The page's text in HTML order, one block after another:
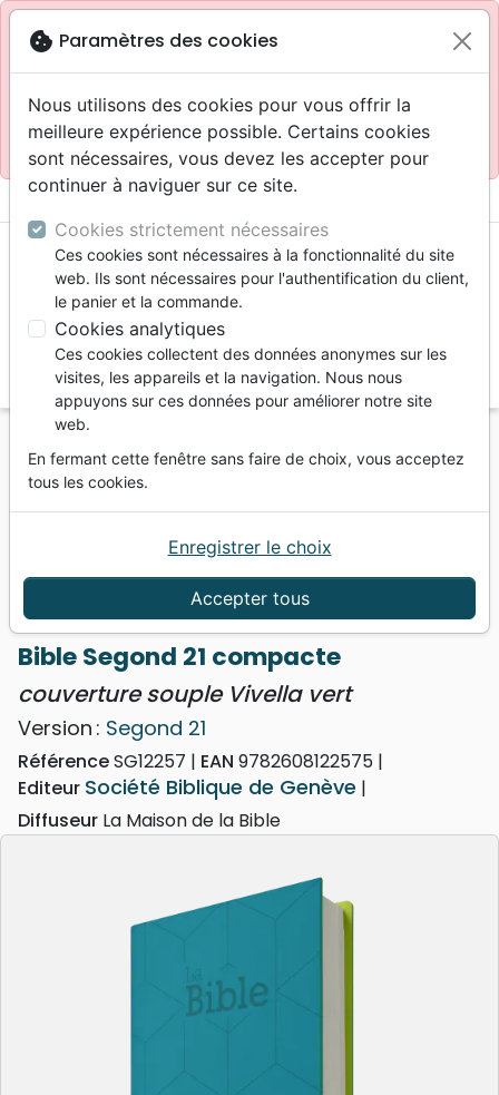
blockSite réservé aux professionnels
Accès pour les professionnels : Se connecter
Site pour le grand public : La Maison de la Bible
menu
Vous ne pouvez pas créer de nouvelle commande
depuis votre pays (United States).
Bibles standard
Bible Segond 21 compacte - couverture souple
Bible Segond 21 compacte
couverture souple Vivella vert
Version : Segond 21
RéférenceSG12257 EAN 9782608122575
Editeur Société Biblique de Genève
Diffuseur La Maison de la Bible
cookie Paramètres des cookies
Nous utilisons des cookies pour vous offrir la
meilleure expérience possible. Certains cookies
sont nécessaires, vous devez les accepter pour
continuer à naviguer sur ce site.
Cookies strictement nécessaires
Ces cookies sont nécessaires à la fonctionnalité du site
web. Ils sont nécessaires pour l'authentification du client,
le panier et la commande.
Cookies analytiques
Ces cookies collectent des données anonymes sur les
visites, les appareils et la navigation. Nous nous
appuyons sur ces données pour améliorer notre site
web.
En fermant cette fenêtre sans faire de choix, vous acceptez
tous les cookies.
Accepter tous
Enregistrer le choix